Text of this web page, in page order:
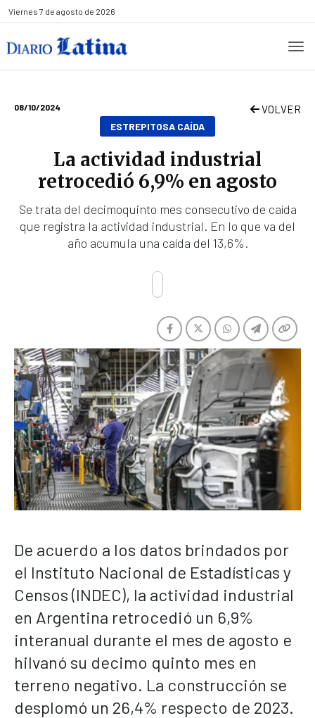
Viernes 7 de agosto de 2026
08/10/2024 VOLVER
ESTREPITOSA CAÍDA
La actividad industrial
retrocedió 6,9% en agosto
Se trata del decimoquinto mes consecutivo de caída
que registra la actividad industrial. En lo que va del
año acumula una caída del 13,6%.
De acuerdo a los datos brindados por
el Instituto Nacional de Estadísticas y
Censos (INDEC), la actividad industrial
en Argentina retrocedió un 6,9%
interanual durante el mes de agosto e
hilvanó su decimo quinto mes en
terreno negativo. La construcción se
desplomó un 26,4% respecto de 2023.